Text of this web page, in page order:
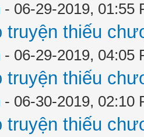
- 06-29-2019, 01:55
truyện thiếu
- 06-29-2019, 04:05
truyện thiếu
- 06-30-2019, 02:10
truyện thiếu